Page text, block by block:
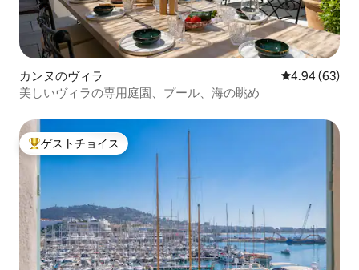
カンヌのヴィラ レビュー63
4.94 (63)
美しいヴィラの専用庭園、プール、海の眺め
大好評のゲストチョイスです。
ゲストチョイス